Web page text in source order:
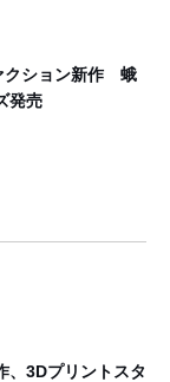
クション新作 蛾
発売
、3Dプリントスタ